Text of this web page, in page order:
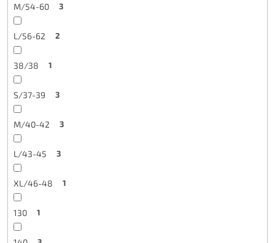
M/54-60 3
L/56-62 2
38/38 1
S/37-39 3
M/40-42 3
L/43-45 3
XL/46-48 1
130 1